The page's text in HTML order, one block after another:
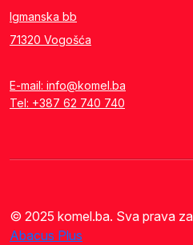
Igmanska bb
71320 Vogošća
E-mail: info@komel.ba
Tel: +387 62 740 740
© 2025 komel.ba. Sva prava
Abacus Plus